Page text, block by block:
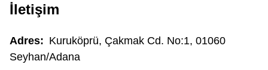
İletişim
Adres: Kuruköprü, Çakmak Cd. No:1, 01060
Seyhan/Adana